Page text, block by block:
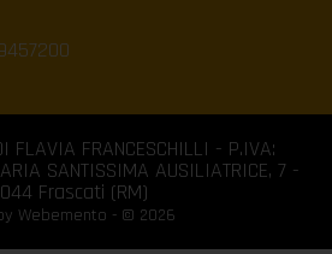
FLAVIA FRANCESCHILLI - P.IVA:
SANTISSIMA AUSILIATRICE, 7 -
Frascati (RM)
Webemento - © 2026